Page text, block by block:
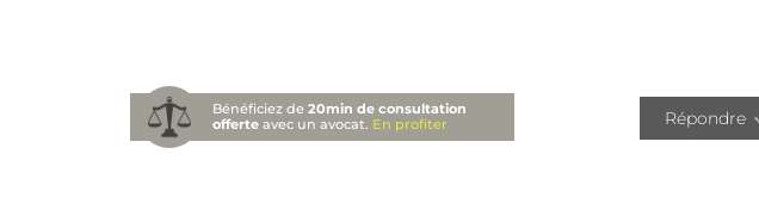
Bénéficiez de20min de consultation
offerte avec un avocat. En profiter Répondre